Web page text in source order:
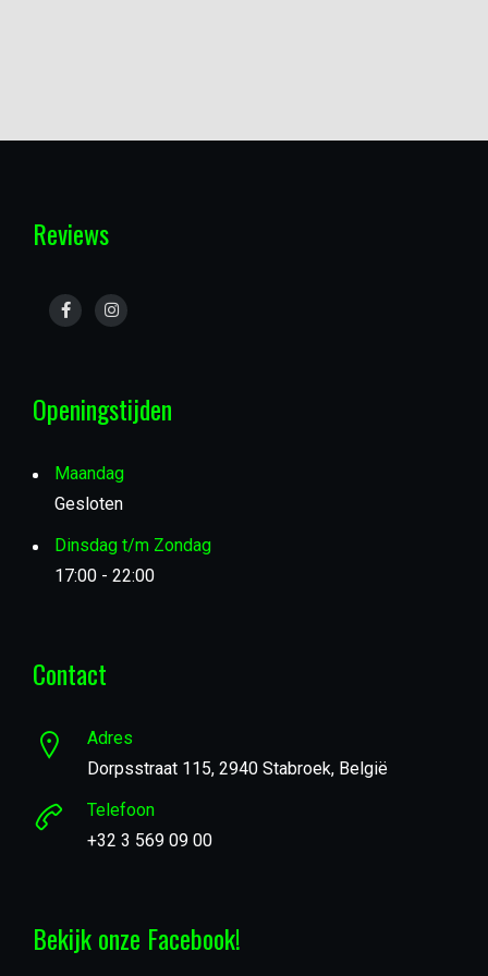
Reviews
Openingstijden
Maandag
Gesloten
Dinsdag t/m Zondag
17:00 - 22:00
Contact
Adres
Dorpsstraat 115, 2940 Stabroek, België
Telefoon
+32 3 569 09 00
Bekijk onze Facebook!